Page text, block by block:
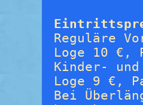
Reguläre
Loge 10 €,
Kinder-
Loge 9 €,
Bei